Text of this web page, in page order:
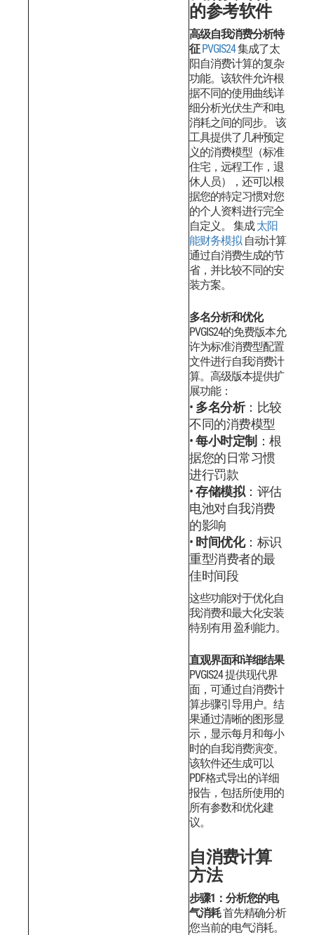
的参考软件
高级自我消费分析特
征 PVGIS24集成了太
阳自消费计算的复杂
功能。该软件允许根
据不同的使用曲线详
细分析光伏生产和电
消耗之间的同步。
该
工具提供了几种预定
义的消费模型（标准
住宅，远程工作，退
休人员），还可以根
据您的特定习惯对您
的个人资料进行完全
自定义。
集成太阳
能财务模拟自动计算
通过自消费生成的节
省，并比较不同的安
装方案。
多名分析和优化
PVGIS24的免费版本允
许为标准消费型配置
文件进行自我消费计
算。高级版本提供扩
展功能：
多名分析：比较
不同的消费模型
每小时定制 ：根
据您的日常习惯
进行罚款
存储模拟：评估
电池对自我消费
的影响
时间优化：标识
重型消费者的最
佳时间段
这些功能对于优化自
我消费和最大化安装
特别有用 盈利能力。
直观界面和详细结果
PVGIS24 提供现代界
面，可通过自消费计
算步骤引导用户。结
果通过清晰的图形显
示，显示每月和每小
时的自我消费演变。
该软件还生成可以
PDF格式导出的详细
报告，包括所使用的
所有参数和优化建
议。
自消费计算
方法
步骤1：分析您的电
气消耗首先精确分析
您当前的电气消耗。